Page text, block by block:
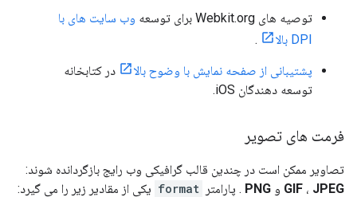
توصیه های Webkit.org برای توسعه
وب سایت های با
DPI بالا
.
پشتیبانی از صفحه نمایش با وضوح بالا
در کتابخانه
توسعه دهندگان iOS.
فرمت های تصویر
تصاویر ممکن است در چندین قالب گرافیکی وب رایج بازگردانده شوند:
GIF ، JPEG و PNG . پارامتر format یکی از مقادیر زیر را می گیرد: